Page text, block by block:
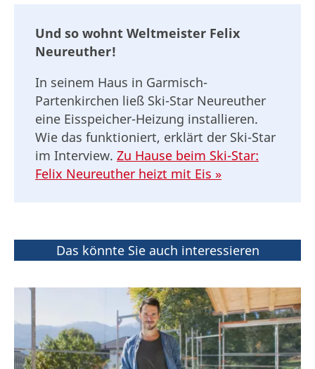
Und so wohnt Weltmeister Felix
Neureuther!
In seinem Haus in Garmisch-
Partenkirchen ließ Ski-Star Neureuther
eine Eisspeicher-Heizung installieren.
Wie das funktioniert, erklärt der Ski-Star
im Interview. Zu Hause beim Ski-Star:
Felix Neureuther heizt mit Eis »
Das könnte Sie auch interessieren